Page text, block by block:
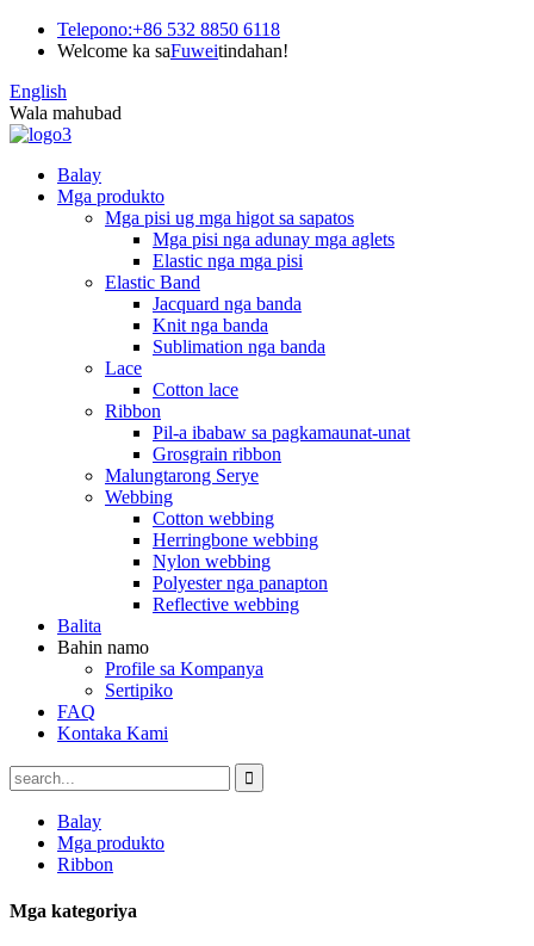
Telepono:+86 532 8850 6118
Welcome ka saFuweitindahan!
English
Wala mahubad
Balay
Mga produkto
Mga pisi ug mga higot sa sapatos
Mga pisi nga adunay mga aglets
Elastic nga mga pisi
Elastic Band
Jacquard nga banda
Knit nga banda
Sublimation nga banda
Lace
Cotton lace
Ribbon
Pil-a ibabaw sa pagkamaunat-unat
Grosgrain ribbon
Malungtarong Serye
Webbing
Cotton webbing
Herringbone webbing
Nylon webbing
Polyester nga panapton
Reflective webbing
Balita
Bahin namo
Profile sa Kompanya
Sertipiko
FAQ
Kontaka Kami
Balay
Mga produkto
Ribbon
Mga kategoriya